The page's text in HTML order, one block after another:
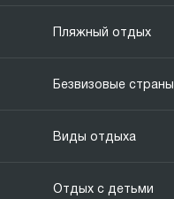
Пляжный отдых
Безвизовые страны
Виды отдыха
Отдых с детьми